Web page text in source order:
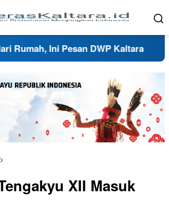
Ini Pesan DWP Kaltara
XII Masuk